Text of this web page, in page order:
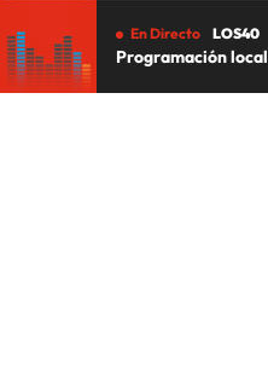
En Directo LOS40
Programación local